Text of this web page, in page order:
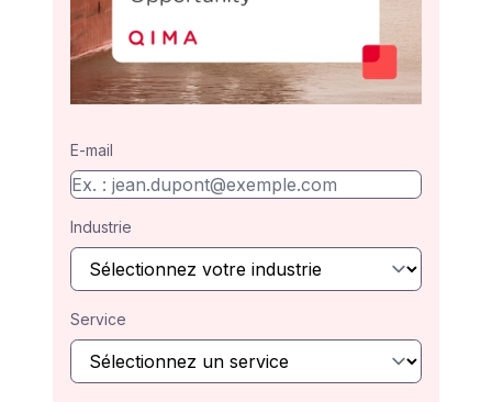
E-mail
Industrie
Service